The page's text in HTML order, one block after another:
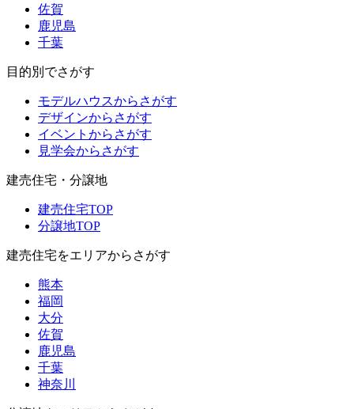
佐賀
鹿児島
千葉
目的別でさがす
モデルハウスからさがす
デザインからさがす
イベントからさがす
見学会からさがす
建売住宅・分譲地
建売住宅TOP
分譲地TOP
建売住宅をエリアからさがす
熊本
福岡
大分
佐賀
鹿児島
千葉
神奈川